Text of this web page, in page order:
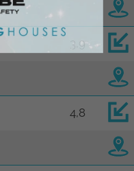
3,9
4,8